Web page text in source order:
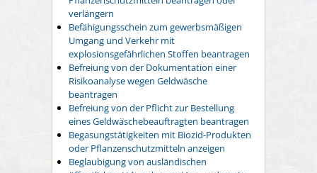
verlängern
Befähigungsschein zum gewerbsmäßigen
Umgang und Verkehr mit
explosionsgefährlichen Stoffen beantragen
Befreiung von der Dokumentation einer
Risikoanalyse wegen Geldwäsche
beantragen
Befreiung von der Pflicht zur Bestellung
eines Geldwäschebeauftragten beantragen
Begasungstätigkeiten mit Biozid-Produkten
oder Pflanzenschutzmitteln anzeigen
Beglaubigung von ausländischen